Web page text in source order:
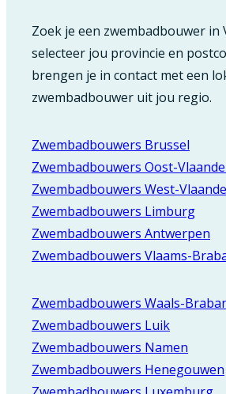
Zoek je een zwembadbouwer in
selecteer jou provincie en
brengen je in contact met een
zwembadbouwer uit jou regio.
Zwembadbouwers Brussel
Zwembadbouwers Oost-
Zwembadbouwers West-
Zwembadbouwers Limburg
Zwembadbouwers Antwerpen
Zwembadbouwers Vlaams-
Zwembadbouwers Waals-
Zwembadbouwers Luik
Zwembadbouwers Namen
Zwembadbouwers Henegouwen